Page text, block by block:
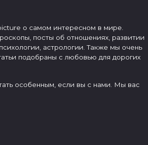
о самом интересном в мире.
посты об отношениях, развитии
астрологии. Также мы очень
подобраны с любовью для дорогих
особенным, если вы с нами. Мы вас